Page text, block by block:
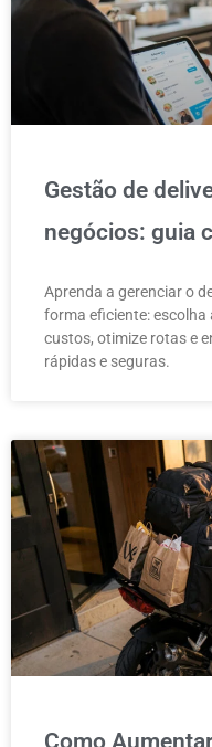
Gestão de
negócios: guia
Aprenda a gerenciar o
forma eficiente: escolha
custos, otimize rotas e
rápidas e seguras.
Como